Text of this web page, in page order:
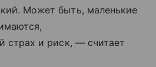
Может быть, маленькие
страх и риск, — считает